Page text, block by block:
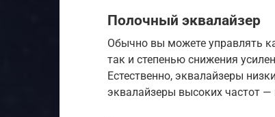
Полочный эквалайзер
Обычно вы можете управлять
так и степенью снижения
Естественно, эквалайзеры
эквалайзеры высоких частот —